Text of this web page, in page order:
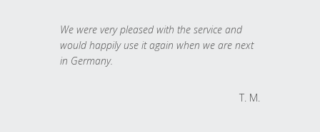
We were very pleased with the service and
would happily use it again when we are next
in Germany.
T. M.